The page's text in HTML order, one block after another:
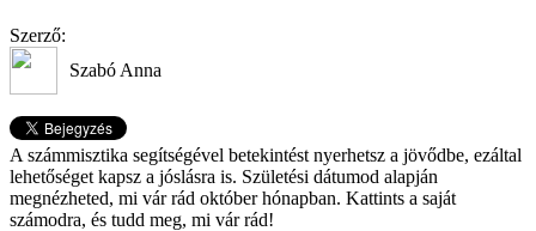
Szerző:
Szabó Anna
A számmisztika segítségével betekintést nyerhetsz a jövődbe, ezáltal
lehetőséget kapsz a jóslásra is. Születési dátumod alapján
megnézheted, mi vár rád október hónapban. Kattints a saját
számodra, és tudd meg, mi vár rád!